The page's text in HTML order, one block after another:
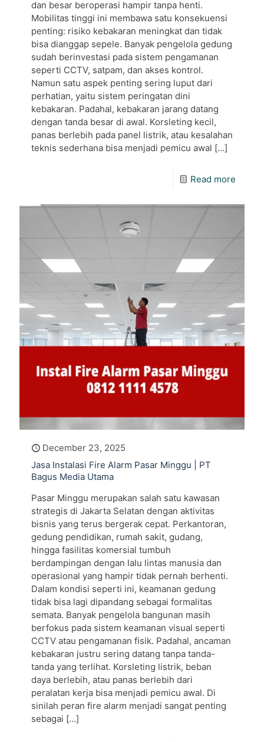
dan besar beroperasi hampir tanpa henti.
Mobilitas tinggi ini membawa satu konsekuensi
penting: risiko kebakaran meningkat dan tidak
bisa dianggap sepele. Banyak pengelola gedung
sudah berinvestasi pada sistem pengamanan
seperti CCTV, satpam, dan akses kontrol.
Namun satu aspek penting sering luput dari
perhatian, yaitu sistem peringatan dini
kebakaran. Padahal, kebakaran jarang datang
dengan tanda besar di awal. Korsleting kecil,
panas berlebih pada panel listrik, atau kesalahan
teknis sederhana bisa menjadi pemicu awal […]
Read more
December 23, 2025
Jasa Instalasi Fire Alarm Pasar Minggu | PT
Bagus Media Utama
Pasar Minggu merupakan salah satu kawasan
strategis di Jakarta Selatan dengan aktivitas
bisnis yang terus bergerak cepat. Perkantoran,
gedung pendidikan, rumah sakit, gudang,
hingga fasilitas komersial tumbuh
berdampingan dengan lalu lintas manusia dan
operasional yang hampir tidak pernah berhenti.
Dalam kondisi seperti ini, keamanan gedung
tidak bisa lagi dipandang sebagai formalitas
semata. Banyak pengelola bangunan masih
berfokus pada sistem keamanan visual seperti
CCTV atau pengamanan fisik. Padahal, ancaman
kebakaran justru sering datang tanpa tanda-
tanda yang terlihat. Korsleting listrik, beban
daya berlebih, atau panas berlebih dari
peralatan kerja bisa menjadi pemicu awal. Di
sinilah peran fire alarm menjadi sangat penting
sebagai […]